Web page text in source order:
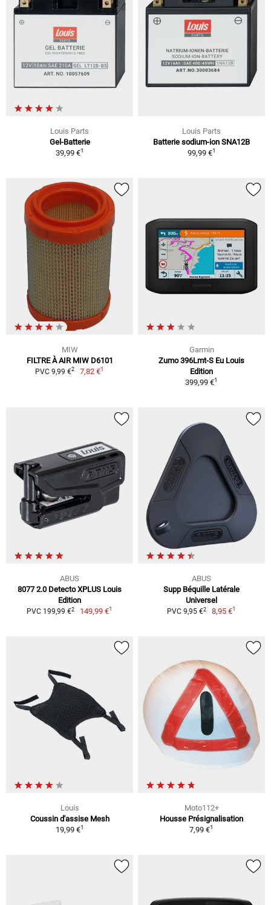
Louis Parts
Gel-Batterie
39,99 €1
Louis Parts
Batterie sodium-ion SNA12B
99,99 €1
MIW
FILTRE À AIR MIW D6101
PVC 9,99 €2 7,82 €1
Garmin
Zumo 396Lmt-S Eu Louis
Edition
399,99 €1
ABUS
8077 2.0 Detecto XPLUS Louis
Edition
PVC 199,99 €2 149,99 €1
ABUS
Supp Béquille Latérale
Universel
PVC 9,95 €2 8,95 €1
Louis
Coussin d'assise Mesh
19,99 €1
Moto112+
Housse Présignalisation
7,99 €1